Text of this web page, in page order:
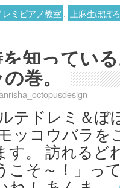
ミピアノ教室 , 上麻生ぽぽ
知ってい
巻。
テドレミ＆ぽ
ッコウバラを
す。 訪れるど
こそ～！」っ